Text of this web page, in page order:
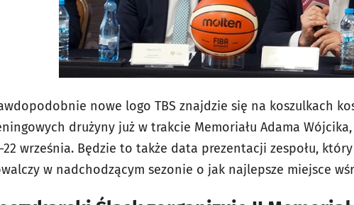
nowe logo TBS znajdzie się na koszulkach
drużyny już w trakcie Memoriału Adama
22 września. Będzie to także data prezentacji zespołu,
w nadchodzącym sezonie o jak najlepsze miejsce